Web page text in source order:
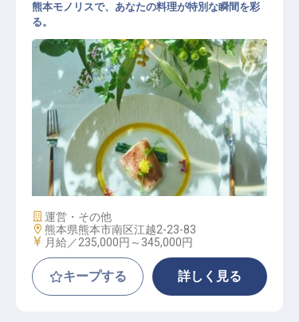
調理スタッフ
熊本モノリスで、あなたの料理が特別な瞬間を彩
る。
施設業態
運営・その他
勤務地
熊本県熊本市南区江越2-23-83
給与
月給／235,000円～ 345,000円
キープする 詳しく見る